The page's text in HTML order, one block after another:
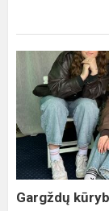
Gargždų
kūrybos
stotyje
„GAJC
77“
stotelė
Gargždų